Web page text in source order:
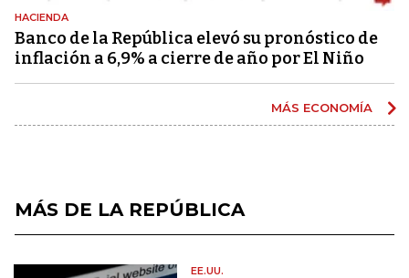
HACIENDA
Banco de la República elevó su pronóstico de
inflación a 6,9% a cierre de año por El Niño
MÁS ECONOMÍA
MÁS DE LA REPÚBLICA
EE.UU.